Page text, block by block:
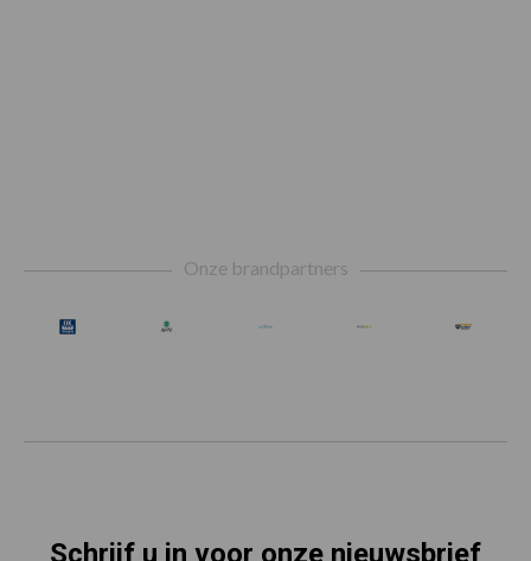
Onze brandpartners
Schrijf u in voor onze nieuwsbrief